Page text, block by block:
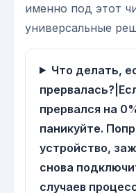
именно под этот
универсальные
Что делать,
прервался на
паникуйте.
устройство,
снова
случаев